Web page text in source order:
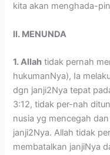
kita akan menghada-
II. MENUNDA
1. Allah tidak pernah
hukumanNya), Ia
dgn janji2Nya tepat
3:12, tidak per-nah
nusia yg mencegah
janji2Nya. Allah tidak
membatalkan janjiNya